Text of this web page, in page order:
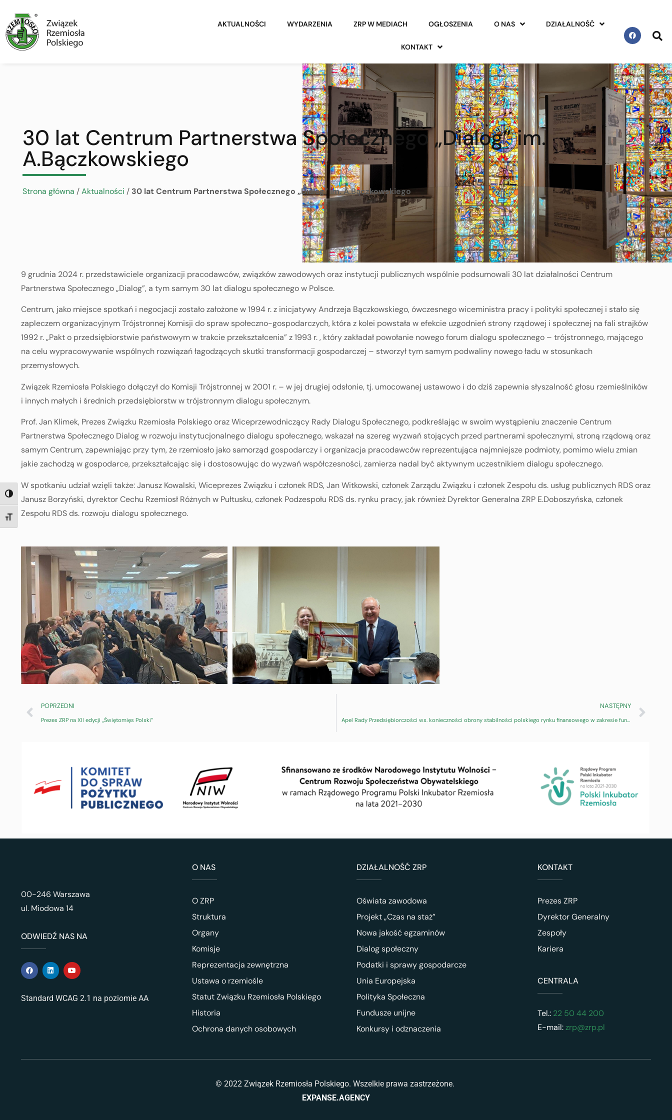
TOGGLE HIGH CONTRAST
TOGGLE FONT SIZE
AKTUALNOŚCI WYDARZENIA ZRP W MEDIACH OGŁOSZENIA O NAS DZIAŁALNOŚĆ
KONTAKT
30 lat Centrum Partnerstwa Społecznego „Dialog” im.
A.Bączkowskiego
Strona główna /Aktualności / 30 lat Centrum Partnerstwa Społecznego „Dialog” im. A.Bączkowskiego
9 grudnia 2024 r. przedstawiciele organizacji pracodawców, związków zawodowych oraz instytucji publicznych wspólnie podsumowali 30 lat działalności Centrum
Partnerstwa Społecznego „Dialog”, a tym samym 30 lat dialogu społecznego w Polsce.
Centrum, jako miejsce spotkań i negocjacji zostało założone w 1994 r. z inicjatywy Andrzeja Bączkowskiego, ówczesnego wiceministra pracy i polityki społecznej i stało się
zapleczem organizacyjnym Trójstronnej Komisji do spraw społeczno-gospodarczych, która z kolei powstała w efekcie uzgodnień strony rządowej i społecznej na fali strajków
1992 r. „Pakt o przedsiębiorstwie państwowym w trakcie przekształcenia” z 1993 r. , który zakładał powołanie nowego forum dialogu społecznego – trójstronnego, mającego
na celu wypracowywanie wspólnych rozwiązań łagodzących skutki transformacji gospodarczej – stworzył tym samym podwaliny nowego ładu w stosunkach
przemysłowych.
Związek Rzemiosła Polskiego dołączył do Komisji Trójstronnej w 2001 r. – w jej drugiej odsłonie, tj. umocowanej ustawowo i do dziś zapewnia słyszalność głosu rzemieślników
i innych małych i średnich przedsiębiorstw w trójstronnym dialogu społecznym.
Prof. Jan Klimek, Prezes Związku Rzemiosła Polskiego oraz Wiceprzewodniczący Rady Dialogu Społecznego, podkreślając w swoim wystąpieniu znaczenie Centrum
Partnerstwa Społecznego Dialog w rozwoju instytucjonalnego dialogu społecznego, wskazał na szereg wyzwań stojących przed partnerami społecznymi, stroną rządową oraz
samym Centrum, zapewniając przy tym, że rzemiosło jako samorząd gospodarczy i organizacja pracodawców reprezentująca najmniejsze podmioty, pomimo wielu zmian
jakie zachodzą w gospodarce, przekształcając się i dostosowując do wyzwań współczesności, zamierza nadal być aktywnym uczestnikiem dialogu społecznego.
W spotkaniu udział wzięli także: Janusz Kowalski, Wiceprezes Związku i członek RDS, Jan Witkowski, członek Zarządu Związku i członek Zespołu ds. usług publicznych RDS oraz
Janusz Borzyński, dyrektor Cechu Rzemiosł Różnych w Pułtusku, członek Podzespołu RDS ds. rynku pracy, jak również Dyrektor Generalna ZRP E.Doboszyńska, członek
Zespołu RDS ds. rozwoju dialogu społecznego.
POPRZEDNI
Prezes ZRP na XII edycji „Świętomięs Polski”
NASTĘPNY
Apel Rady Przedsiębiorczości ws. konieczności obrony stabilności polskiego rynku finansowego w zakresie funkcjonowania wskaźnika referencyjnego WIBOR
00-246 Warszawa
ul. Miodowa 14
ODWIEDŹ NAS NA
Standard WCAG 2.1 na poziomie AA
O NAS
O ZRP
Struktura
Organy
Komisje
Reprezentacja zewnętrzna
Ustawa o rzemiośle
Statut Związku Rzemiosła Polskiego
Historia
Ochrona danych osobowych
DZIAŁALNOŚĆ ZRP
Oświata zawodowa
Projekt „Czas na staż”
Nowa jakość egzaminów
Dialog społeczny
Podatki i sprawy gospodarcze
Unia Europejska
Polityka Społeczna
Fundusze unijne
Konkursy i odznaczenia
KONTAKT
Prezes ZRP
Dyrektor Generalny
Zespoły
Kariera
CENTRALA
Tel.:22 50 44 200
E-mail:zrp@zrp.pl
© 2022 Związek Rzemiosła Polskiego. Wszelkie prawa zastrzeżone.
EXPANSE.AGENCY